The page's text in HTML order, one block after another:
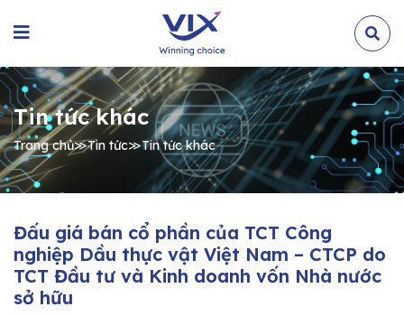
Tin tức khác
Trang chủ≫Tin tức≫Tin tức khác
Đấu giá bán cổ phần của TCT Công
nghiệp Dầu thực vật Việt Nam – CTCP do
TCT Đầu tư và Kinh doanh vốn Nhà nước
sở hữu